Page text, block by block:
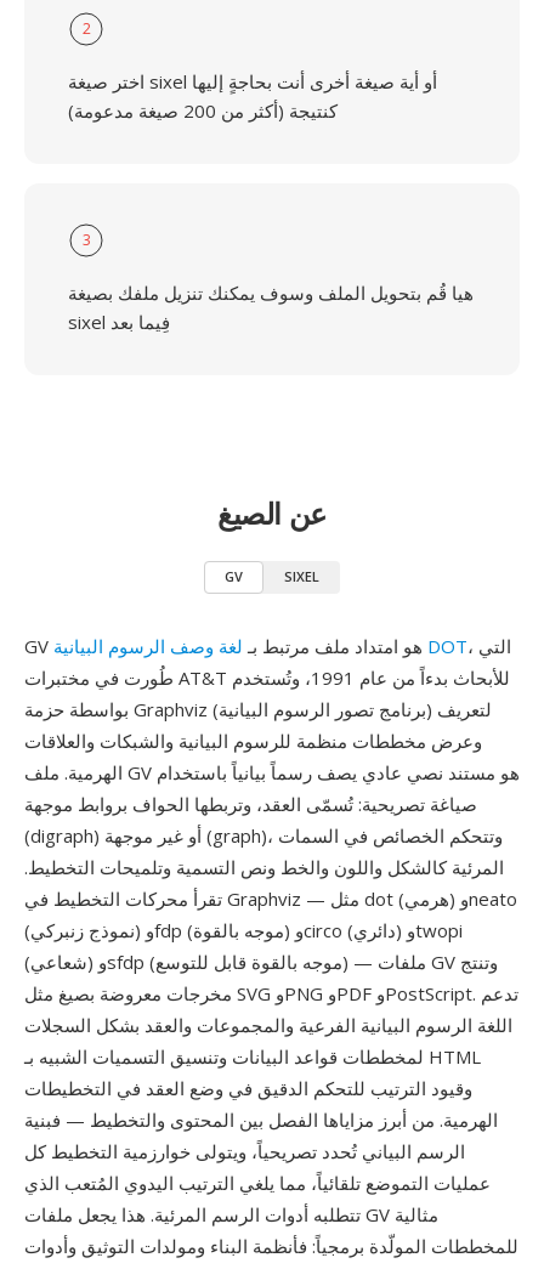
2
اختر صيغة sixel أو أية صيغة أخرى أنت بحاجةٍ إليها
كنتيجة (أكثر من 200 صيغة مدعومة)
3
هيا قُم بتحويل الملف وسوف يمكنك تنزيل ملفك بصيغة
sixel فِيما بعد
عن الصيغ
GV SIXEL
GV هو امتداد ملف مرتبط بـ لغة وصف الرسوم البيانية DOT، التي
طُورت في مختبرات AT&T للأبحاث بدءاً من عام 1991، وتُستخدم
بواسطة حزمة Graphviz (برنامج تصور الرسوم البيانية) لتعريف
وعرض مخططات منظمة للرسوم البيانية والشبكات والعلاقات
الهرمية. ملف GV هو مستند نصي عادي يصف رسماً بيانياً باستخدام
صياغة تصريحية: تُسمّى العقد، وتربطها الحواف بروابط موجهة
(digraph) أو غير موجهة (graph)، وتتحكم الخصائص في السمات
المرئية كالشكل واللون والخط ونص التسمية وتلميحات التخطيط.
تقرأ محركات التخطيط في Graphviz — مثل dot (هرمي) وneato
(نموذج زنبركي) وfdp (موجه بالقوة) وcirco (دائري) وtwopi
(شعاعي) وsfdp (موجه بالقوة قابل للتوسع) — ملفات GV وتنتج
مخرجات معروضة بصيغ مثل SVG وPNG وPDF وPostScript. تدعم
اللغة الرسوم البيانية الفرعية والمجموعات والعقد بشكل السجلات
لمخططات قواعد البيانات وتنسيق التسميات الشبيه بـ HTML
وقيود الترتيب للتحكم الدقيق في وضع العقد في التخطيطات
الهرمية. من أبرز مزاياها الفصل بين المحتوى والتخطيط — فبنية
الرسم البياني تُحدد تصريحياً، ويتولى خوارزمية التخطيط كل
عمليات التموضع تلقائياً، مما يلغي الترتيب اليدوي المُتعب الذي
تتطلبه أدوات الرسم المرئية. هذا يجعل ملفات GV مثالية
للمخططات المولّدة برمجياً: فأنظمة البناء ومولدات التوثيق وأدوات